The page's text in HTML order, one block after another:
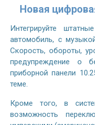
Новая
Интегрируйте
автомобиль, с
Скорость, обороты,
предупреждение о
приборной панели
теме.
Кроме того, в
возможность